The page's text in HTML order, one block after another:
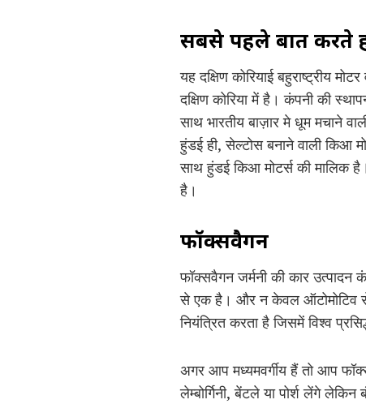
सबसे पहले बात करते
यह दक्षिण कोरियाई बहुराष्ट्रीय
दक्षिण कोरिया में है। कंपनी की
साथ भारतीय बाज़ार मे धूम मचाने
हुंडई ही, सेल्टोस बनाने वाली किआ
साथ हुंडई किआ मोटर्स की मालिक
है।
फॉक्सवैगन
फॉक्सवैगन जर्मनी की कार उत्पादन
से एक है। और न केवल ऑटोमोटिव
नियंत्रित करता है जिसमें विश्व
अगर आप मध्यमवर्गीय हैं तो आप
लेम्बोर्गिनी, बेंटले या पोर्श लेंगे